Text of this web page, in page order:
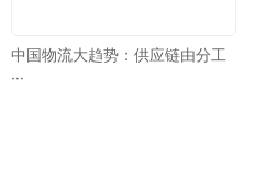
中国物流大趋势：供应链由分工
···